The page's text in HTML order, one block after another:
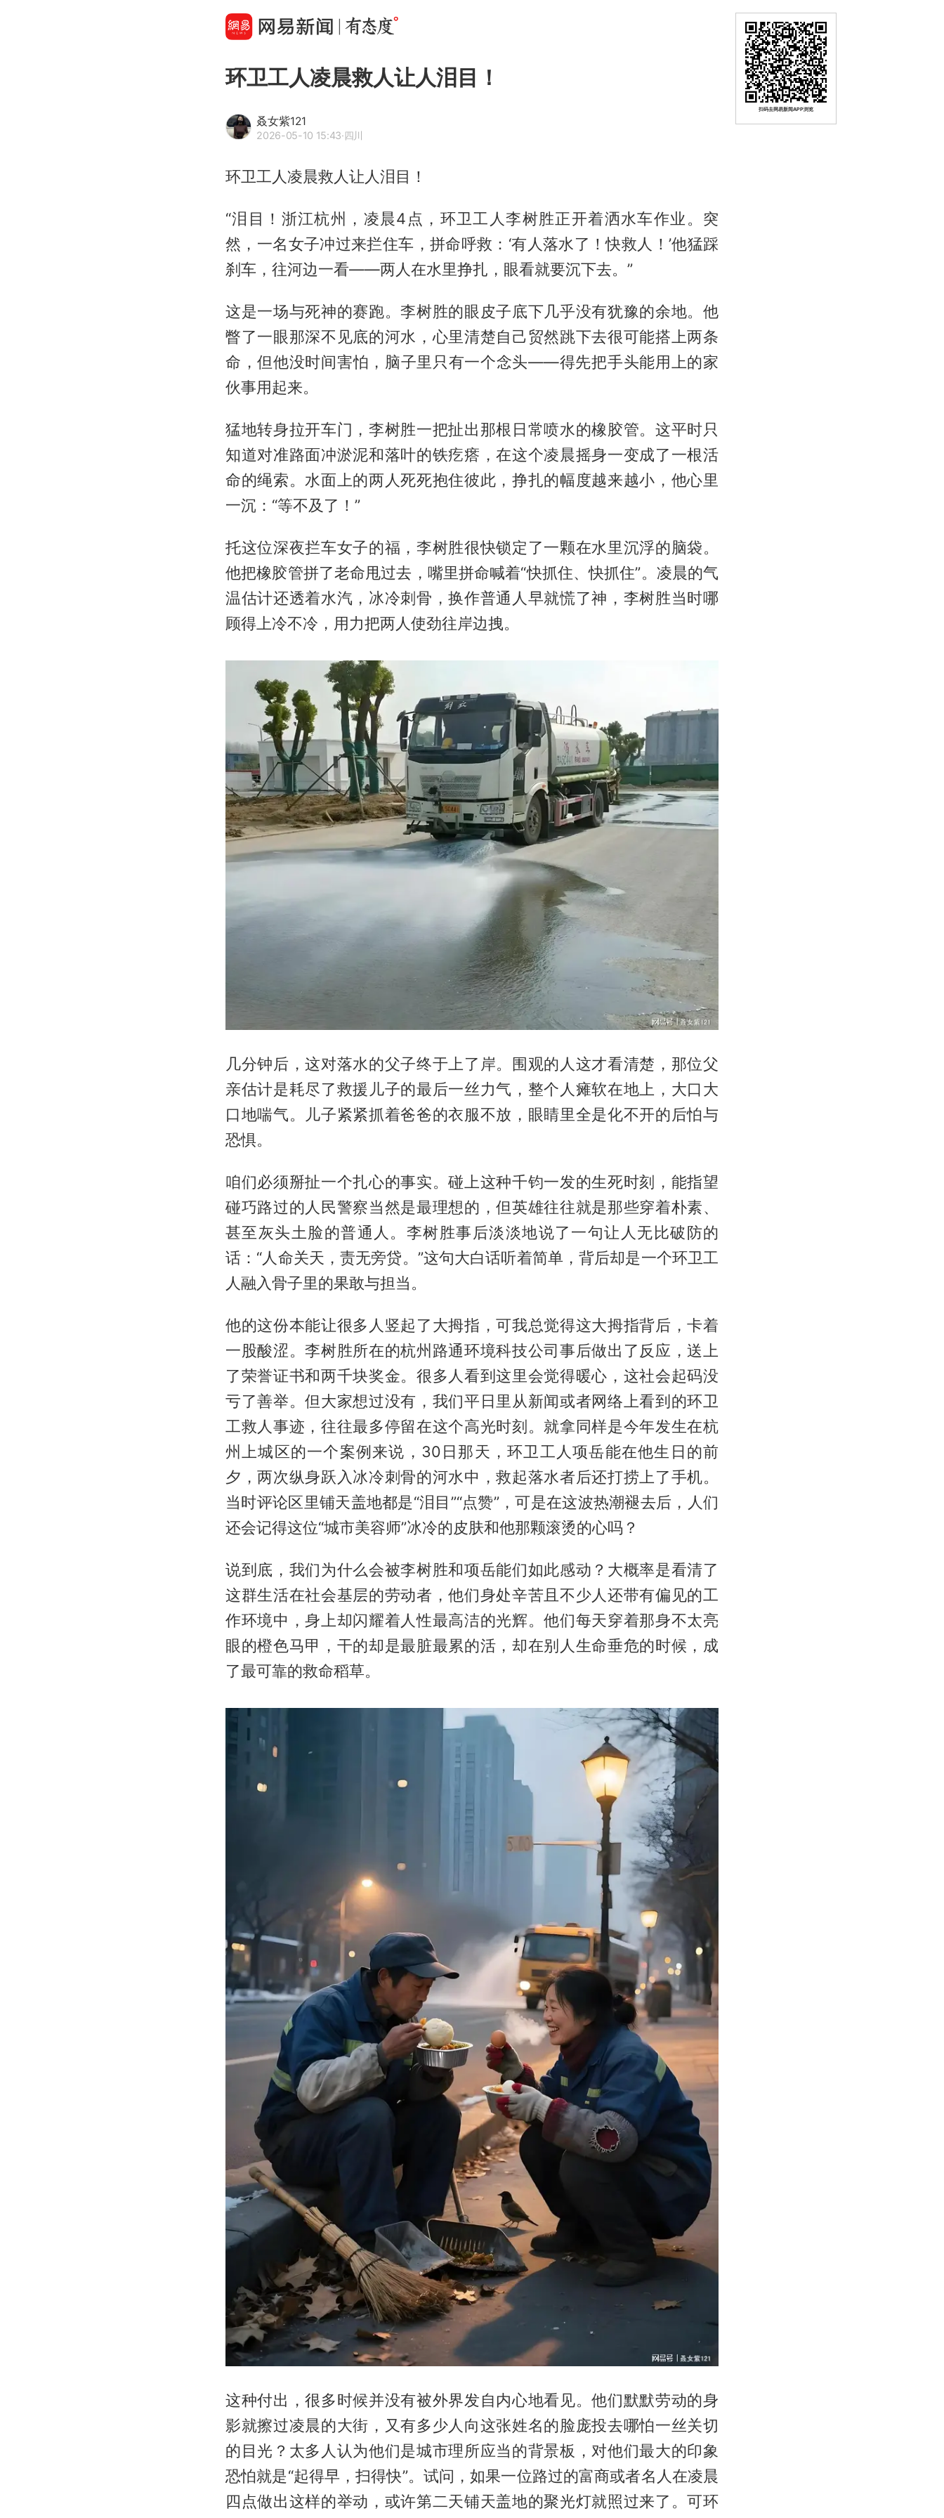
环卫工人凌晨救人让人泪目！
叒女紫121
2026-05-10 15:43·四川
环卫工人凌晨救人让人泪目！
“泪目！浙江杭州，凌晨4点，环卫工人李树胜正开着洒水车作业。突
然，一名女子冲过来拦住车，拼命呼救：‘有人落水了！快救人！’他猛踩
刹车，往河边一看——两人在水里挣扎，眼看就要沉下去。”
这是一场与死神的赛跑。李树胜的眼皮子底下几乎没有犹豫的余地。他
瞥了一眼那深不见底的河水，心里清楚自己贸然跳下去很可能搭上两条
命，但他没时间害怕，脑子里只有一个念头——得先把手头能用上的家
伙事用起来。
猛地转身拉开车门，李树胜一把扯出那根日常喷水的橡胶管。这平时只
知道对准路面冲淤泥和落叶的铁疙瘩，在这个凌晨摇身一变成了一根活
命的绳索。水面上的两人死死抱住彼此，挣扎的幅度越来越小，他心里
一沉：“等不及了！”
托这位深夜拦车女子的福，李树胜很快锁定了一颗在水里沉浮的脑袋。
他把橡胶管拼了老命甩过去，嘴里拼命喊着“快抓住、快抓住”。凌晨的气
温估计还透着水汽，冰冷刺骨，换作普通人早就慌了神，李树胜当时哪
顾得上冷不冷，用力把两人使劲往岸边拽。
几分钟后，这对落水的父子终于上了岸。围观的人这才看清楚，那位父
亲估计是耗尽了救援儿子的最后一丝力气，整个人瘫软在地上，大口大
口地喘气。儿子紧紧抓着爸爸的衣服不放，眼睛里全是化不开的后怕与
恐惧。
咱们必须掰扯一个扎心的事实。碰上这种千钧一发的生死时刻，能指望
碰巧路过的人民警察当然是最理想的，但英雄往往就是那些穿着朴素、
甚至灰头土脸的普通人。李树胜事后淡淡地说了一句让人无比破防的
话：“人命关天，责无旁贷。”这句大白话听着简单，背后却是一个环卫工
人融入骨子里的果敢与担当。
他的这份本能让很多人竖起了大拇指，可我总觉得这大拇指背后，卡着
一股酸涩。李树胜所在的杭州路通环境科技公司事后做出了反应，送上
了荣誉证书和两千块奖金。很多人看到这里会觉得暖心，这社会起码没
亏了善举。但大家想过没有，我们平日里从新闻或者网络上看到的环卫
工救人事迹，往往最多停留在这个高光时刻。就拿同样是今年发生在杭
州上城区的一个案例来说，30日那天，环卫工人项岳能在他生日的前
夕，两次纵身跃入冰冷刺骨的河水中，救起落水者后还打捞上了手机。
当时评论区里铺天盖地都是“泪目”“点赞”，可是在这波热潮褪去后，人们
还会记得这位“城市美容师”冰冷的皮肤和他那颗滚烫的心吗？
说到底，我们为什么会被李树胜和项岳能们如此感动？大概率是看清了
这群生活在社会基层的劳动者，他们身处辛苦且不少人还带有偏见的工
作环境中，身上却闪耀着人性最高洁的光辉。他们每天穿着那身不太亮
眼的橙色马甲，干的却是最脏最累的活，却在别人生命垂危的时候，成
了最可靠的救命稻草。
这种付出，很多时候并没有被外界发自内心地看见。他们默默劳动的身
影就擦过凌晨的大街，又有多少人向这张姓名的脸庞投去哪怕一丝关切
的目光？太多人认为他们是城市理所应当的背景板，对他们最大的印象
恐怕就是“起得早，扫得快”。试问，如果一位路过的富商或者名人在凌晨
四点做出这样的举动，或许第二天铺天盖地的聚光灯就照过来了。可环
扫码去网易新闻APP浏览